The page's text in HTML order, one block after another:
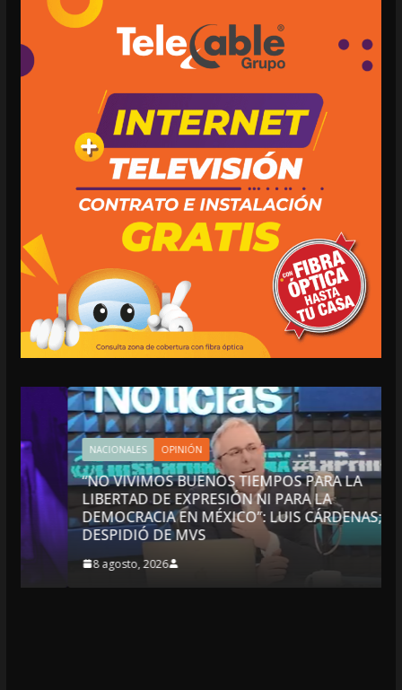
NACIONALES OPINIÓN
“NO VIVIMOS BUENOS TIEMPOS PARA LA
LIBERTAD DE EXPRESIÓN NI PARA LA
DEMOCRACIA EN MÉXICO”: LUIS CÁRDENAS; SE
DESPIDIÓ DE MVS
8 agosto, 2026